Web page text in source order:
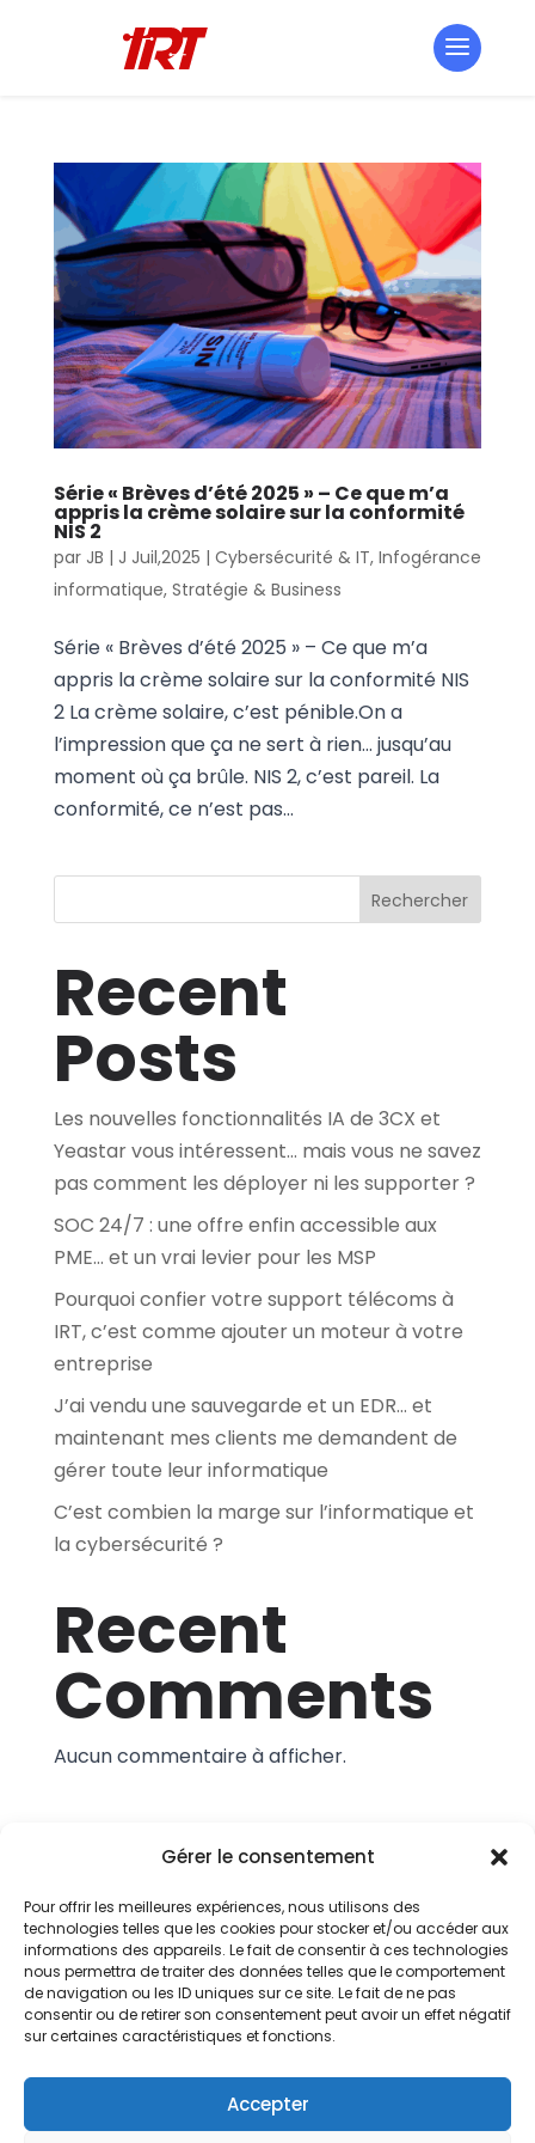
Gérer le consentement
Pour offrir les meilleures expériences, nous utilisons des
technologies telles que les cookies pour stocker et/ou accéder aux
informations des appareils. Le fait de consentir à ces technologies
nous permettra de traiter des données telles que le comportement
de navigation ou les ID uniques sur ce site. Le fait de ne pas
consentir ou de retirer son consentement peut avoir un effet négatif
sur certaines caractéristiques et fonctions.
Accepter
Série « Brèves d’été 2025 » – Ce que m’a
appris la crème solaire sur la conformité
NIS 2
par JB | J Juil,2025 | Cybersécurité & IT, Infogérance
informatique, Stratégie & Business
Série « Brèves d’été 2025 » – Ce que m’a
appris la crème solaire sur la conformité NIS
2 La crème solaire, c’est pénible.On a
l’impression que ça ne sert à rien… jusqu’au
moment où ça brûle. NIS 2, c’est pareil. La
conformité, ce n’est pas...
Rechercher
Recent
Posts
Les nouvelles fonctionnalités IA de 3CX et
Yeastar vous intéressent… mais vous ne savez
pas comment les déployer ni les supporter ?
SOC 24/7 : une offre enfin accessible aux
PME… et un vrai levier pour les MSP
Pourquoi confier votre support télécoms à
IRT, c’est comme ajouter un moteur à votre
entreprise
J’ai vendu une sauvegarde et un EDR… et
maintenant mes clients me demandent de
gérer toute leur informatique
C’est combien la marge sur l’informatique et
la cybersécurité ?
Recent
Comments
Aucun commentaire à afficher.
Service IT & Télécoms Premium
Conditions Générales